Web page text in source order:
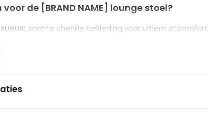
de [BRAND NAME] lounge stoel?
zachte chenille bekleding voor ultiem zitcomfort
(100% polyester), schuim, meerlaags plaat, metaal